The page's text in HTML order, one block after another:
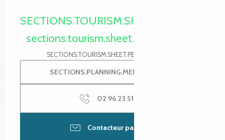
sections.tourism.sheet.periods.today
SECTIONS.TOURISM.SHEET.PERIODS.DETAILS
SECTIONS.PLANNING.MENU.ORDER
02 96 23 51
Contacteur par email